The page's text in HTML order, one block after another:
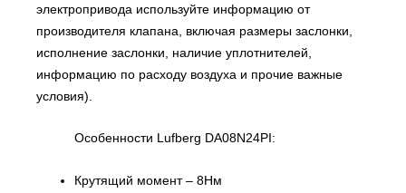
электропривода используйте информацию от
производителя клапана, включая размеры заслонки,
исполнение заслонки, наличие уплотнителей,
информацию по расходу воздуха и прочие важные
условия).
Особенности Lufberg DA08N24PI:
Крутящий момент – 8Нм